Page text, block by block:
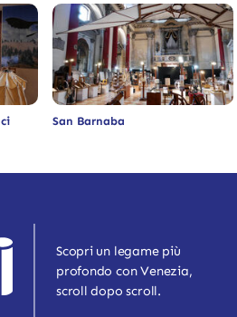
San Barnaba
Scopri un legame più
profondo con Venezia,
scroll dopo scroll.